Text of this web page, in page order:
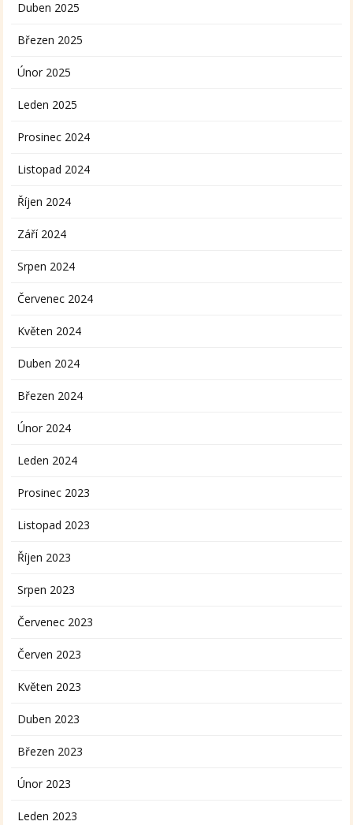
Duben 2025
Březen 2025
Únor 2025
Leden 2025
Prosinec 2024
Listopad 2024
Říjen 2024
Září 2024
Srpen 2024
Červenec 2024
Květen 2024
Duben 2024
Březen 2024
Únor 2024
Leden 2024
Prosinec 2023
Listopad 2023
Říjen 2023
Srpen 2023
Červenec 2023
Červen 2023
Květen 2023
Duben 2023
Březen 2023
Únor 2023
Leden 2023